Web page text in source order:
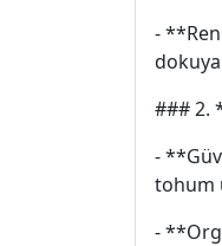
-
### 2.
-
tohum
-